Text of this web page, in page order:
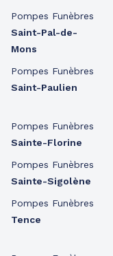
Pompes Funèbres
Saint-Pal-de-
Mons
Pompes Funèbres
Saint-Paulien
Pompes Funèbres
Sainte-Florine
Pompes Funèbres
Sainte-Sigolène
Pompes Funèbres
Tence